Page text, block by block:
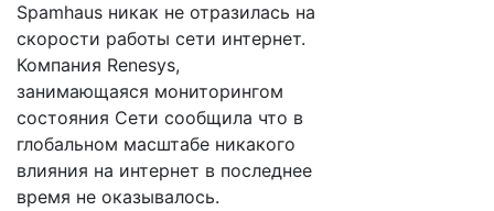
Spamhaus никак не отразилась на
скорости работы сети интернет.
Компания Renesys,
занимающаяся мониторингом
состояния Сети сообщила что в
глобальном масштабе никакого
влияния на интернет в последнее
время не оказывалось.